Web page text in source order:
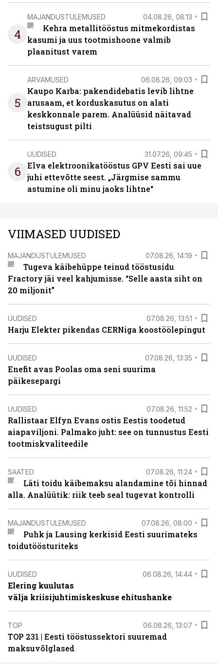
4
MAJANDUSTULEMUSED 04.08.26, 08:13
Kehra metallitööstus mitmekordistas
kasumi ja uus tootmishoone valmib
plaanitust varem
5
ARVAMUSED 06.08.26, 09:03
Kaupo Karba: pakendidebatis levib lihtne
arusaam, et korduskasutus on alati
keskkonnale parem. Analüüsid näitavad
teistsugust pilti
6
UUDISED 31.07.26, 09:45
Elva elektroonikatööstus GPV Eesti sai uue
juhi ettevõtte seest. „Järgmise sammu
astumine oli minu jaoks lihtne“
VIIMASED UUDISED
MAJANDUSTULEMUSED 07.08.26, 14:19
Tugeva käibehüppe teinud tööstusidu
Fractory jäi veel kahjumisse. “Selle aasta siht on
20 miljonit”
UUDISED 07.08.26, 13:51
Harju Elekter pikendas CERNiga koostöölepingut
UUDISED 07.08.26, 13:35
Enefit avas Poolas oma seni suurima
päikesepargi
UUDISED 07.08.26, 11:52
Rallistaar Elfyn Evans ostis Eestis toodetud
aiapaviljoni. Palmako juht: see on tunnustus Eesti
tootmiskvaliteedile
SAATED 07.08.26, 11:24
Läti toidu käibemaksu alandamine tõi hinnad
alla. Analüütik: riik teeb seal tugevat kontrolli
MAJANDUSTULEMUSED 07.08.26, 08:00
Puhk ja Lausing kerkisid Eesti suurimateks
toidutöösturiteks
UUDISED 06.08.26, 14:44
Elering kuulutas
välja kriisijuhtimiskeskuse ehitushanke
TOP 06.08.26, 13:07
TOP 231 | Eesti tööstussektori suuremad
maksuvõlglased